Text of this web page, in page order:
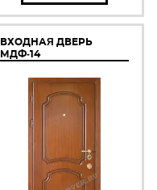
ВХОДНАЯ ДВЕРЬ
МДФ-14